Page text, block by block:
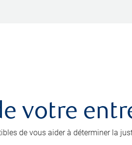
votre
de vous aider à déterminer la